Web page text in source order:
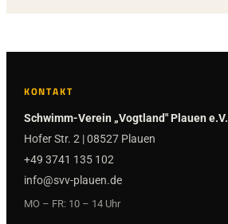
KONTAKT
Schwimm-Verein „Vogtland" Plauen e.V.
Hofer Str. 2 | 08527 Plauen
+49 3741 135 102
info@svv-plauen.de
MO – FR: 10 – 14 Uhr